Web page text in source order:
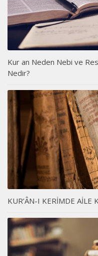
Kur an Neden Nebi ve
Nedir?
KUR’ÂN-I KERİMDE AİLE